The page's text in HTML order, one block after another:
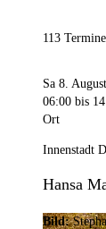
113 Termine
Sa 8.
06:00 bis
Ort
Innenstadt
Hansa
Bild: